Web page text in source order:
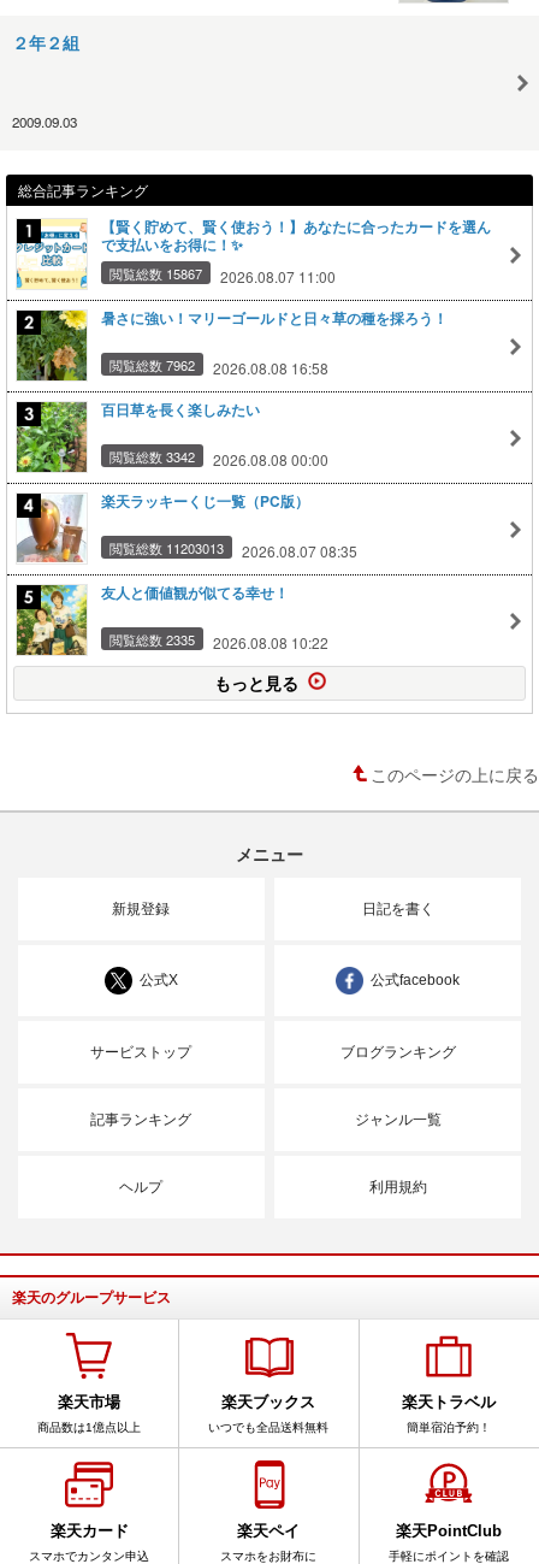
２年２組
2009.09.03
総合記事ランキング
【賢く貯めて、賢く使おう！】あなたに合ったカードを選ん
で支払いをお得に！✨
閲覧総数 15867 2026.08.07 11:00
暑さに強い！マリーゴールドと日々草の種を採ろう！
閲覧総数 7962 2026.08.08 16:58
百日草を長く楽しみたい
閲覧総数 3342 2026.08.08 00:00
楽天ラッキーくじ一覧（PC版）
閲覧総数 11203013 2026.08.07 08:35
友人と価値観が似てる幸せ！
閲覧総数 2335 2026.08.08 10:22
もっと見る
このページの上に戻る
メニュー
新規登録 日記を書く
公式X 公式facebook
サービストップ ブログランキング
記事ランキング ジャンル一覧
ヘルプ 利用規約
楽天のグループサービス
楽天市場
商品数は1億点以上
楽天ブックス
いつでも全品送料無料
楽天トラベル
簡単宿泊予約！
楽天カード
スマホでカンタン申込
楽天ペイ
スマホをお財布に
楽天PointClub
手軽にポイントを確認